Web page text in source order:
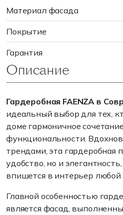
Материал фасада
Покрытие
Гарантия
Описание
Гардеробная FAENZA в
идеальный выбор для тех,
доме гармоничное
функциональности.
трендами, эта гардеробная
удобство, но и
впишется в интерьер любой
Главной особенностью
является фасад,